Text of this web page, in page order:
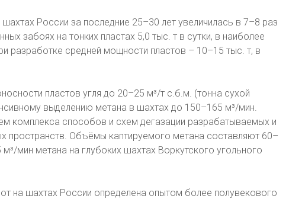
России за последние 25–30 лет увеличилась в 7–8 раз
забоях на тонких пластах 5,0 тыс. т в сутки, в наиболее
разработке средней мощности пластов – 10–15 тыс. т, в
пластов угля до 20–25 м³/т с.б.м. (тонна сухой
выделению метана в шахтах до 150–165 м³/мин.
комплекса способов и схем дегазации разрабатываемых и
пространств. Объёмы каптируемого метана составляют 60–
мин метана на глубоких шахтах Воркутского угольного
на шахтах России определена опытом более полувекового